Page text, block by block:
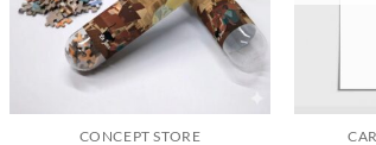
CONCEPT STORE